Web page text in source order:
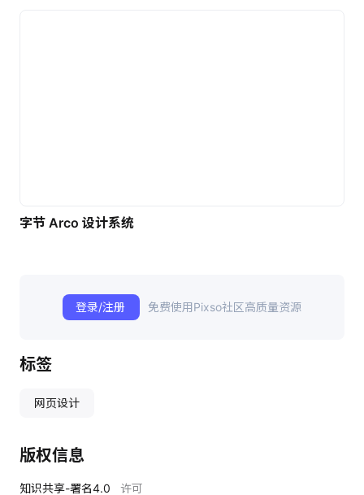
字节 Arco 设计系统
登录/注册 免费使用Pixso社区高质量资源
标签
网页设计
版权信息
知识共享-署名4.0 许可